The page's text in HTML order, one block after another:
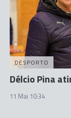
DESPORTO
Délcio Pina
11 Mai 10:34